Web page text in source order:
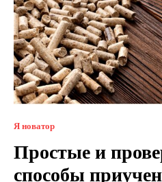
Я новатор
Простые и
способы